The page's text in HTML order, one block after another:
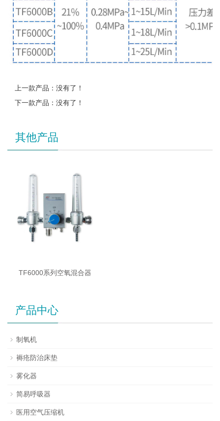
上一款产品：没有了！
下一款产品：没有了！
其他产品
TF6000系列空氧混合器
产品中心
制氧机
褥疮防治床垫
雾化器
简易呼吸器
医用空气压缩机